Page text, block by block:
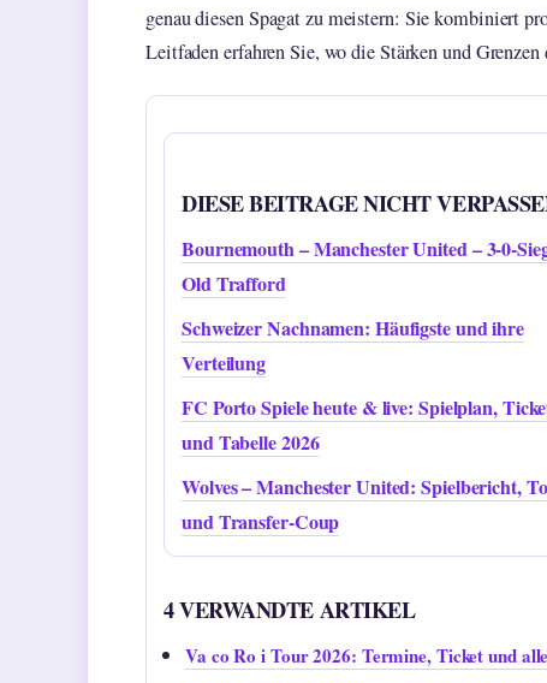
genau diesen Spagat zu meistern: Sie kombiniert
Leitfaden erfahren Sie, wo die Stärken und
DIESE BEITRAGE NICHT
Bournemouth – Manchester United – 3-0-
Old Trafford
Schweizer Nachnamen: Häufigste und ihre
Verteilung
FC Porto Spiele heute & live: Spielplan,
und Tabelle 2026
Wolves – Manchester United: Spielbericht,
und Transfer-Coup
4 VERWANDTE ARTIKEL
Va co Ro i Tour 2026: Termine, Ticket und